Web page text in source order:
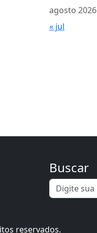
agosto 2026
« jul
Buscar
reservados.